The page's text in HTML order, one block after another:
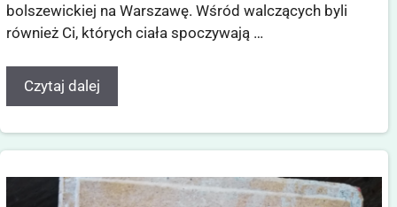
bolszewickiej na Warszawę. Wśród walczących byli
również Ci, których ciała spoczywają …
Czytaj dalej